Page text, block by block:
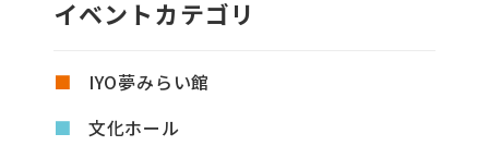
イベントカテゴリ
IYO夢みらい館
文化ホール